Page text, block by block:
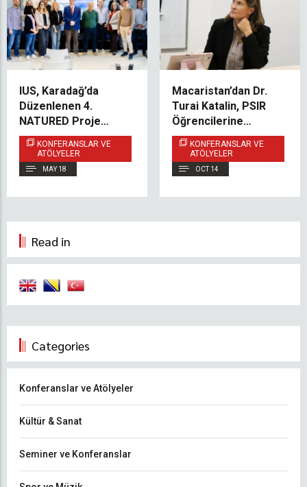
IUS, Karadağ’da
Düzenlenen 4.
NATURED Proje
Ortakları Toplantısına
Katıldı
KONFERANSLAR VE
ATÖLYELER
MAY 18
Macaristan’dan Dr.
Turai Katalin, PSIR
Öğrencilerine
Erasmus+ Fırsatları
Üzerine Atölye
Çalışması Verdi
KONFERANSLAR VE
ATÖLYELER
OCT 14
Read in
Categories
Konferanslar ve Atölyeler
Kültür & Sanat
Seminer ve Konferanslar